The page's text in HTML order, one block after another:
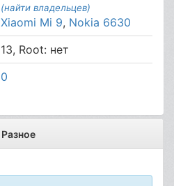
(найти владельцев)
Xiaomi Mi 9, Nokia 6630
13, Root: нет
0
Разное